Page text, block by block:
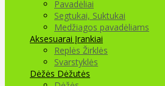
Pavadėliai
Segtukai, Suktukai
Medžiagos pavadėliams
Aksesuarai Įrankiai
Replės Žirklės
Svarstyklės
Dėžės Dėžutės